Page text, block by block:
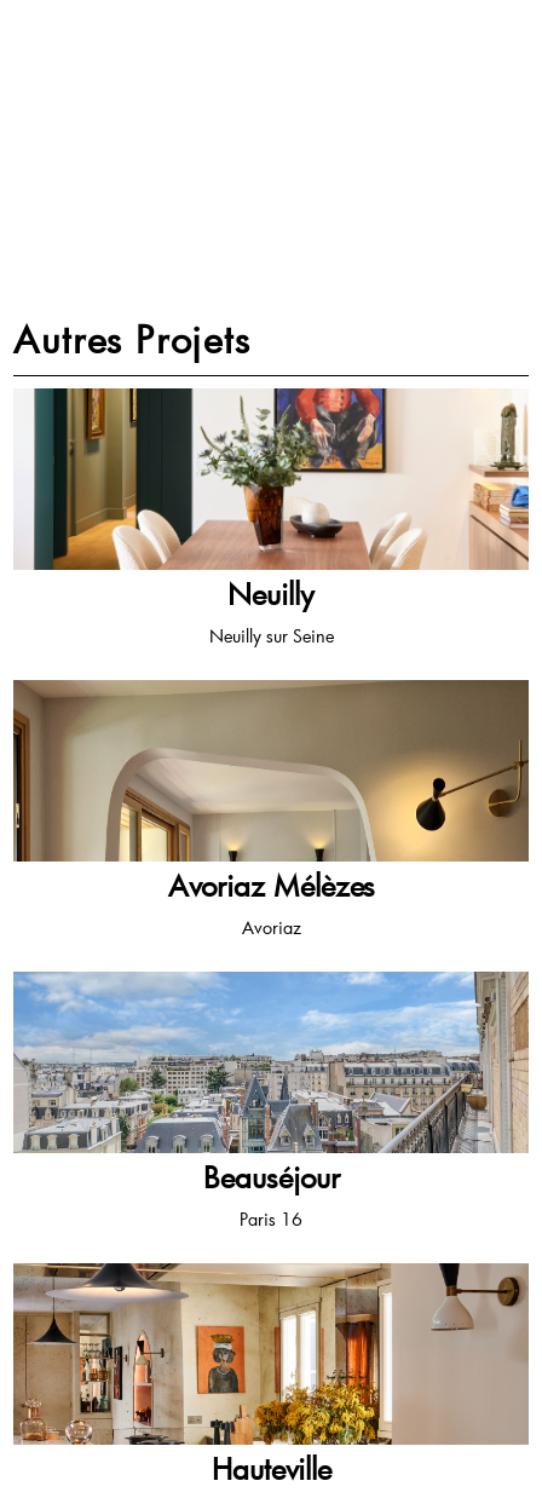
Autres Projets
Neuilly
Neuilly sur Seine
Avoriaz Mélèzes
Avoriaz
Beauséjour
Paris 16
Hauteville